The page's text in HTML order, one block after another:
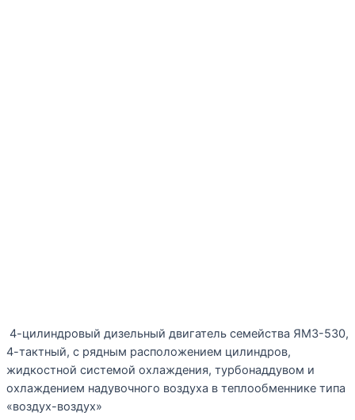
4-цилиндровый дизельный двигатель семейства ЯМЗ-530,
4-тактный, с рядным расположением цилиндров,
жидкостной системой охлаждения, турбонаддувом и
охлаждением надувочного воздуха в теплообменнике типа
«воздух-воздух»